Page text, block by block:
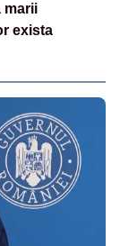
marii
exista